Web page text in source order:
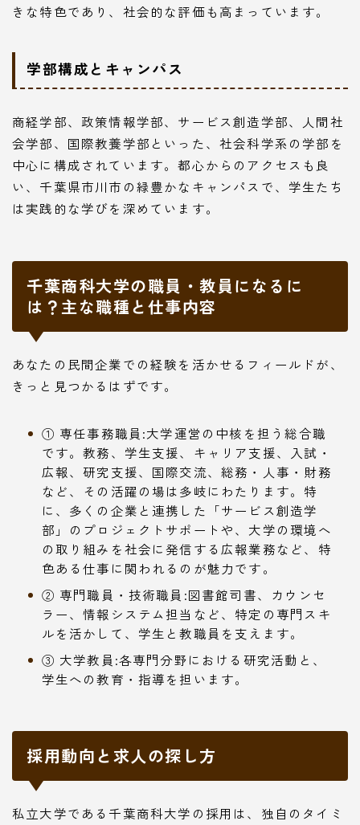
きな特色であり、社会的な評価も高まっています。
学部構成とキャンパス
商経学部、政策情報学部、サービス創造学部、人間社
会学部、国際教養学部といった、社会科学系の学部を
中心に構成されています。都心からのアクセスも良
い、千葉県市川市の緑豊かなキャンパスで、学生たち
は実践的な学びを深めています。
千葉商科大学の職員・教員になるに
は？主な職種と仕事内容
あなたの民間企業での経験を活かせるフィールドが、
きっと見つかるはずです。
① 専任事務職員:大学運営の中核を担う総合職
です。教務、学生支援、キャリア支援、入試・
広報、研究支援、国際交流、総務・人事・財務
など、その活躍の場は多岐にわたります。特
に、多くの企業と連携した「サービス創造学
部」のプロジェクトサポートや、大学の環境へ
の取り組みを社会に発信する広報業務など、特
色ある仕事に関われるのが魅力です。
② 専門職員・技術職員:図書館司書、カウンセ
ラー、情報システム担当など、特定の専門スキ
ルを活かして、学生と教職員を支えます。
③ 大学教員:各専門分野における研究活動と、
学生への教育・指導を担います。
採用動向と求人の探し方
私立大学である千葉商科大学の採用は、独自のタイミ